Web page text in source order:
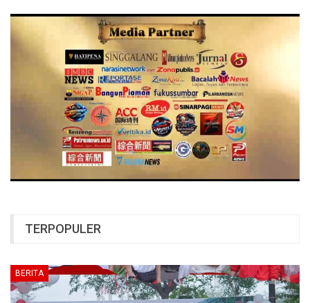
TERPOPULER
BERITA